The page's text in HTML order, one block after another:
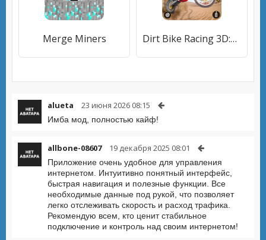
Merge Miners Dirt Bike Racing 3D:Bike Games
alueta 23 июня 2026 08:15
Имба мод, полностью кайф!
allbone-08607 19 декабря 2025 08:01
Приложение очень удобное для управления
интернетом. Интуитивно понятный интерфейс,
быстрая навигация и полезные функции. Все
необходимые данные под рукой, что позволяет
легко отслеживать скорость и расход трафика.
Рекомендую всем, кто ценит стабильное
подключение и контроль над своим интернетом!